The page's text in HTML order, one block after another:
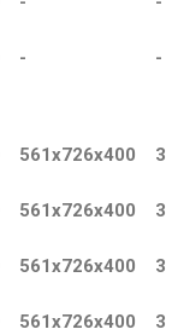
- -
561x726x400 3
561x726x400 3
561x726x400 3
561x726x400 3